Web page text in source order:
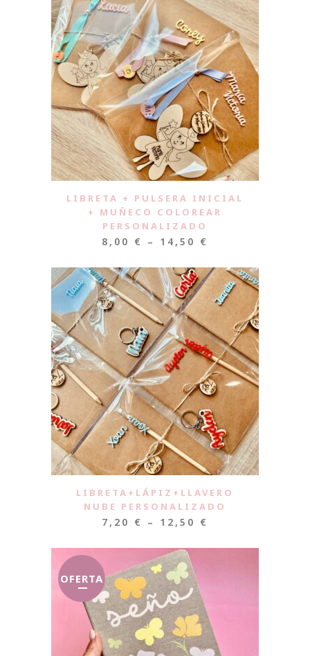
LIBRETA + PULSERA INICIAL
+ MUÑECO COLOREAR
PERSONALIZADO
8,00 € – 14,50 €
LIBRETA+LÁPIZ+LLAVERO
NUBE PERSONALIZADO
7,20 € – 12,50 €
OFERTA